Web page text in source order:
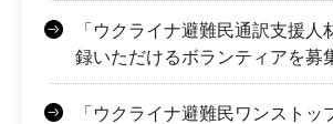
「ウクライナ避難民通訳支援人
録いただけるボランティアを募
「ウクライナ避難民ワンストッ